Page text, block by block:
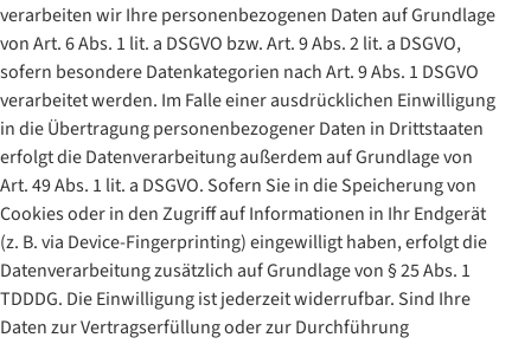
verarbeiten wir Ihre personenbezogenen Daten auf Grundlage
von Art. 6 Abs. 1 lit. a DSGVO bzw. Art. 9 Abs. 2 lit. a DSGVO,
sofern besondere Datenkategorien nach Art. 9 Abs. 1 DSGVO
verarbeitet werden. Im Falle einer ausdrücklichen Einwilligung
in die Übertragung personenbezogener Daten in Drittstaaten
erfolgt die Datenverarbeitung außerdem auf Grundlage von
Art. 49 Abs. 1 lit. a DSGVO. Sofern Sie in die Speicherung von
Cookies oder in den Zugriff auf Informationen in Ihr Endgerät
(z. B. via Device-Fingerprinting) eingewilligt haben, erfolgt die
Datenverarbeitung zusätzlich auf Grundlage von § 25 Abs. 1
TDDDG. Die Einwilligung ist jederzeit widerrufbar. Sind Ihre
Daten zur Vertragserfüllung oder zur Durchführung